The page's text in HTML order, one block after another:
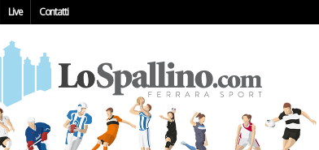
Live Contatti